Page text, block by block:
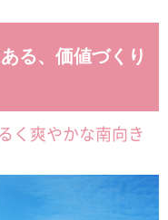
る、価値づくり
く爽やかな南向き